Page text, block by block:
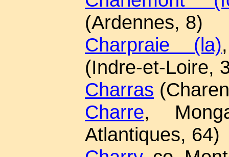
(Ardennes, 8)
Charpraie (la)
(Indre-et-Loire,
Charras
Charre,
Atlantiques, 64)